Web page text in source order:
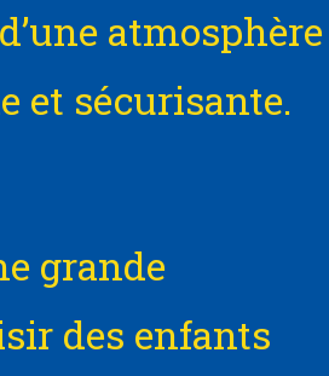
atmosphère
et sécurisante.
grande
des enfants